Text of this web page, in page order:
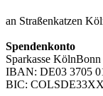
an Straßenkatzen
Spendenkonto
Sparkasse KölnBonn
IBAN: DE03 3705
BIC: